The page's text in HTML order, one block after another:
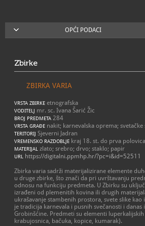
OPĆI PODACI
Zbirke
ZBIRKA VARIA
VRSTA ZBIRKE etnografska
VODITELJ mr. sc. Ivana Šarić Žic
BROJ PREDMETA 284
VRSTA GRAĐE nakit; karnevalska oprema; svetačke
TERITORIJ Sjeverni Jadran
VREMENSKO RAZDOBLJE kraj 18. st. do prva
MATERIJAL zlato; srebro; drvo; staklo; papir
URL https://digitalni.ppmhp.hr/?pc=i&id=52511
Zbirka varia sadrži materijalizirane elemente
u druge zbirke, što znači da pri uvrštavanju
odnosu na funkciju predmeta. U Zbirku su
izrađeni od plemenitih kovina ili drugih
ukrašavanje stambenih prostora, svete slike
je tradicija karnevala i pusnih svečanosti i
Grobinšćine. Predmeti su elementi
krabujosnica, bačuka, kopice, kumarak).